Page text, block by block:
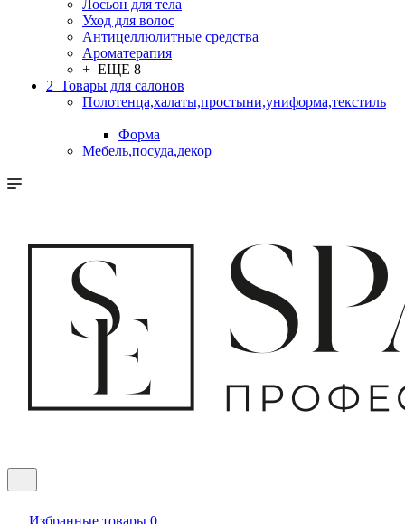
Лосьон для тела
Уход для волос
Антицеллюлитные средства
Ароматерапия
+ ЕЩЕ 8
2_Товары для салонов
Полотенца,халаты,простыни,униформа,текстиль
Форма
Мебель,посуда,декор
Избранные товары 0